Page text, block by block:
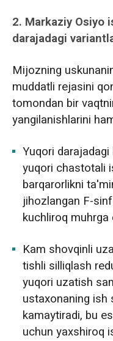
2. Markaziy Osiyo
darajadagi
Mijozning
muddatli rejasini
tomondan bir
yangilanishlarini
Yuqori
yuqori chastotali
barqarorlikni
jihozlangan F-
kuchliroq muhrga
Kam shovqinli
tishli silliqlash
yuqori uzatish
ustaxonaning ish
kamaytiradi, bu
uchun yaxshiroq